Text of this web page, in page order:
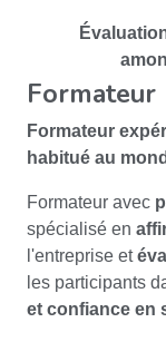
Formateur
Formateur
habitué au
Formateur avec
spécialisé en
l'entreprise et
les participants
et confiance en